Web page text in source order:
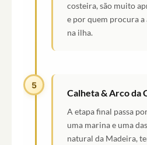
costeira, são muito
e por quem procura
na ilha.
5
Calheta & Arco da
A etapa final passa
uma marina e uma
natural da Madeira,